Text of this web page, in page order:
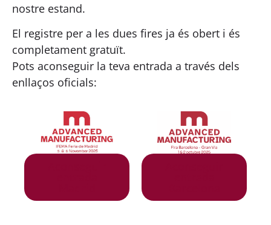
nostre estand.
El registre per a les dues fires ja és obert i és
completament gratuït.
Pots aconseguir la teva entrada a través dels
enllaços oficials: